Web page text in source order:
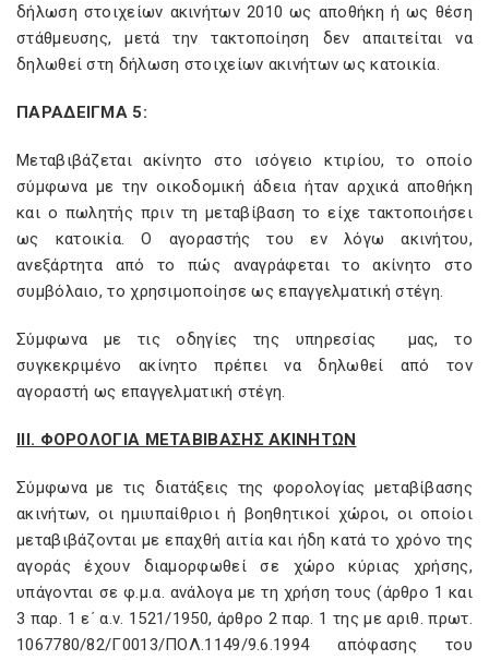
δήλωση στοιχείων ακινήτων 2010 ως αποθήκη ή ως θέση
στάθμευσης, μετά την τακτοποίηση δεν απαιτείται να
δηλωθεί στη δήλωση στοιχείων ακινήτων ως κατοικία.
ΠΑΡΑΔΕΙΓΜΑ 5:
Μεταβιβάζεται ακίνητο στο ισόγειο κτιρίου, το οποίο
σύμφωνα με την οικοδομική άδεια ήταν αρχικά αποθήκη
και ο πωλητής πριν τη μεταβίβαση το είχε τακτοποιήσει
ως κατοικία. Ο αγοραστής του εν λόγω ακινήτου,
ανεξάρτητα από το πώς αναγράφεται το ακίνητο στο
συμβόλαιο, το χρησιμοποίησε ως επαγγελματική στέγη.
Σύμφωνα με τις οδηγίες της υπηρεσίας μας, το
συγκεκριμένο ακίνητο πρέπει να δηλωθεί από τον
αγοραστή ως επαγγελματική στέγη.
ΙΙΙ. ΦΟΡΟΛΟΓΙΑ ΜΕΤΑΒΙΒΑΣΗΣ ΑΚΙΝΗΤΩΝ
Σύμφωνα με τις διατάξεις της φορολογίας μεταβίβασης
ακινήτων, οι ημιυπαίθριοι ή βοηθητικοί χώροι, οι οποίοι
μεταβιβάζονται με επαχθή αιτία και ήδη κατά το χρόνο της
αγοράς έχουν διαμορφωθεί σε χώρο κύριας χρήσης,
υπάγονται σε φ.μ.α. ανάλογα με τη χρήση τους (άρθρο 1 και
3 παρ. 1 ε΄ α.ν. 1521/1950, άρθρο 2 παρ. 1 της με αριθ. πρωτ.
1067780/82/Γ0013/ΠΟΛ.1149/9.6.1994 απόφασης του